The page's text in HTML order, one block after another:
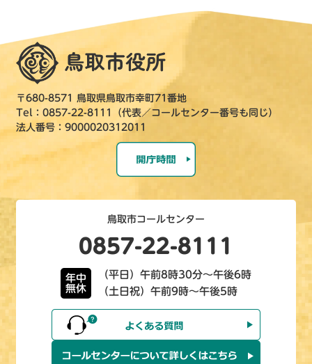
〒680-8571 鳥取県鳥取市幸町71番地
Tel：0857-22-8111（代表／コールセンター番号も同じ）
法人番号：9000020312011
鳥取市コールセンター
0857-22-8111
年中
無休
（平日）午前8時30分～午後6時
（土日祝）午前9時～午後5時